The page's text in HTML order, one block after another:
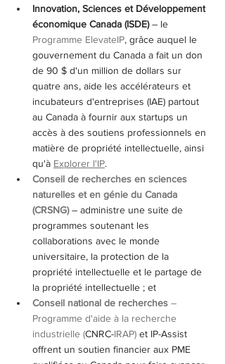
Innovation, Sciences et Développement
économique Canada (ISDE) – le
Programme ElevateIP, grâce auquel le
gouvernement du Canada a fait un don
de 90 $ d'un million de dollars sur
quatre ans, aide les accélérateurs et
incubateurs d'entreprises (IAE) partout
au Canada à fournir aux startups un
accès à des soutiens professionnels en
matière de propriété intellectuelle, ainsi
qu'à Explorer l'IP.
Conseil de recherches en sciences
naturelles et en génie du Canada
(CRSNG) – administre une suite de
programmes soutenant les
collaborations avec le monde
universitaire, la protection de la
propriété intellectuelle et le partage de
la propriété intellectuelle ; et
Conseil national de recherches –
Programme d'aide à la recherche
industrielle (CNRC-IRAP) et IP-Assist
offrent un soutien financier aux PME